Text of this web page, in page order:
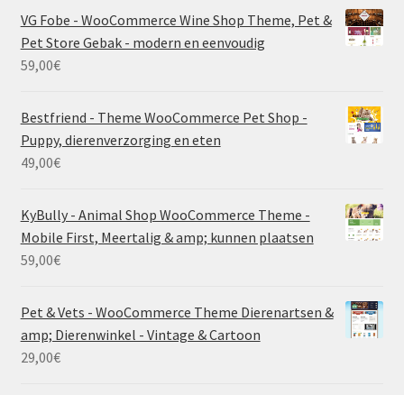
VG Fobe - WooCommerce Wine Shop Theme, Pet &
Pet Store Gebak - modern en eenvoudig
59,00€
Bestfriend - Theme WooCommerce Pet Shop -
Puppy, dierenverzorging en eten
49,00€
KyBully - Animal Shop WooCommerce Theme -
Mobile First, Meertalig & amp; kunnen plaatsen
59,00€
Pet & Vets - WooCommerce Theme Dierenartsen &
amp; Dierenwinkel - Vintage & Cartoon
29,00€